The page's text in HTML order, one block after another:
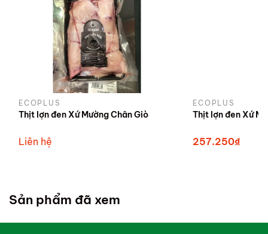
ECOPLUS
Thịt lợn đen Xứ Mường Chân Giò
Liên hệ
ECOPLUS
Thịt lợn đen Xứ
257.250₫
Sản phẩm đã xem